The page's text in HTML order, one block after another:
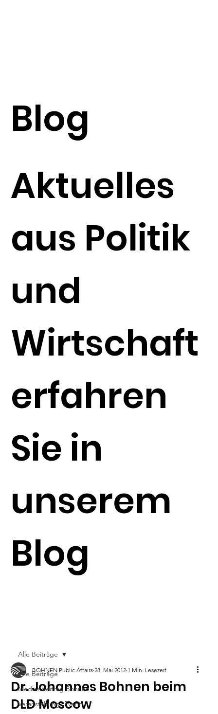
Blog
Aktuelles
aus Politik
und
Wirtschaft
erfahren
Sie in
unserem
Blog
Alle Beiträge
Medienbeitrag Bohnen
Veranstaltung/ Event
Alle Beiträge
Dr. Johannes Bohnen beim
DLD Moscow
BOHNEN Public Affairs 28. Mai 2012 1 Min. Lesezeit